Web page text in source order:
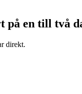
på en till två
direkt.